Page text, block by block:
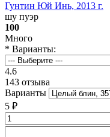
Гунтин Юй Инь, 2013 г.
шу пуэр
100
Много
* Варианты:
4.6
143 отзыва
Варианты
5 ₽